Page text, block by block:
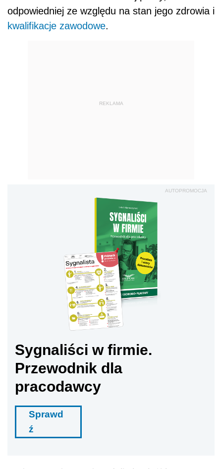
odpowiedniej ze względu na stan jego zdrowia i
kwalifikacje zawodowe.
REKLAMA
AUTOPROMOCJA
Sygnaliści w firmie.
Przewodnik dla
pracodawcy
Sprawd
ź